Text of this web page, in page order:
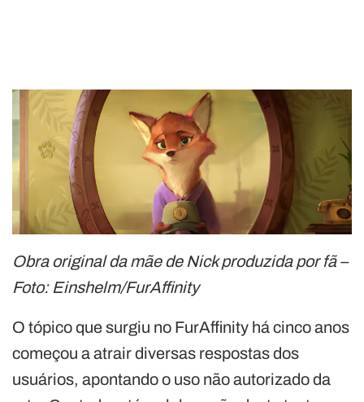
Obra original da mãe de Nick produzida por fã –
Foto: Einshelm/FurAffinity
O tópico que surgiu no FurAffinity há cinco anos
começou a atrair diversas respostas dos
usuários, apontando o uso não autorizado da